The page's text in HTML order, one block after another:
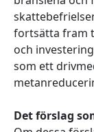
fortsätta fram
och
som ett
Det förslag